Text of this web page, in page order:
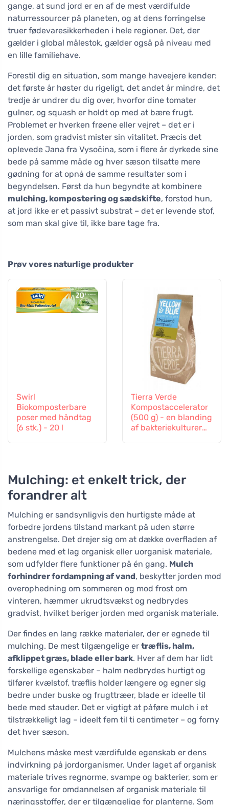
gange, at sund jord er en af de mest værdifulde
naturressourcer på planeten, og at dens forringelse
truer fødevaresikkerheden i hele regioner. Det, der
gælder i global målestok, gælder også på niveau med
en lille familiehave.
Forestil dig en situation, som mange haveejere kender:
det første år høster du rigeligt, det andet år mindre, det
tredje år undrer du dig over, hvorfor dine tomater
gulner, og squash er holdt op med at bære frugt.
Problemet er hverken frøene eller vejret – det er i
jorden, som gradvist mister sin vitalitet. Præcis det
oplevede Jana fra Vysočina, som i flere år dyrkede sine
bede på samme måde og hver sæson tilsatte mere
gødning for at opnå de samme resultater som i
begyndelsen. Først da hun begyndte at kombinere
mulching, kompostering og sædskifte, forstod hun,
at jord ikke er et passivt substrat – det er levende stof,
som man skal give til, ikke bare tage fra.
Prøv vores naturlige produkter
Swirl
Biokomposterbare
poser med håndtag
(6 stk.) - 20 l
Tierra Verde
Kompostaccelerator
(500 g) - en blanding
af bakteriekulturer
Mulching: et enkelt trick, der
forandrer alt
Mulching er sandsynligvis den hurtigste måde at
forbedre jordens tilstand markant på uden større
anstrengelse. Det drejer sig om at dække overfladen af
bedene med et lag organisk eller uorganisk materiale,
som udfylder flere funktioner på én gang. Mulch
forhindrer fordampning af vand, beskytter jorden mod
overophedning om sommeren og mod frost om
vinteren, hæmmer ukrudtsvækst og nedbrydes
gradvist, hvilket beriger jorden med organisk materiale.
Der findes en lang række materialer, der er egnede til
mulching. De mest tilgængelige er træflis, halm,
afklippet græs, blade eller bark. Hver af dem har lidt
forskellige egenskaber – halm nedbrydes hurtigt og
tilfører kvælstof, træflis holder længere og egner sig
bedre under buske og frugttræer, blade er ideelle til
bede med stauder. Det er vigtigt at påføre mulch i et
tilstrækkeligt lag – ideelt fem til ti centimeter – og forny
det hver sæson.
Mulchens måske mest værdifulde egenskab er dens
indvirkning på jordorganismer. Under laget af organisk
materiale trives regnorme, svampe og bakterier, som er
ansvarlige for omdannelsen af organisk materiale til
næringsstoffer, der er tilgængelige for planterne. Som